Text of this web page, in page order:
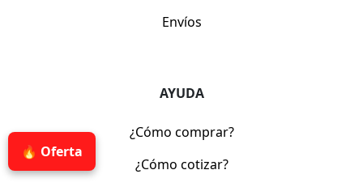
🔥 Oferta
Envíos
AYUDA
¿Cómo comprar?
¿Cómo cotizar?